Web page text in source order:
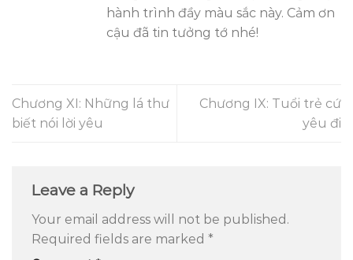
hành trình đầy màu sắc này. Cảm ơn
cậu đã tin tưởng tớ nhé!
Chương XI: Những lá thư
biết nói lời yêu
Chương IX: Tuổi trẻ cứ
yêu đi
Leave a Reply
Your email address will not be published.
Required fields are marked *